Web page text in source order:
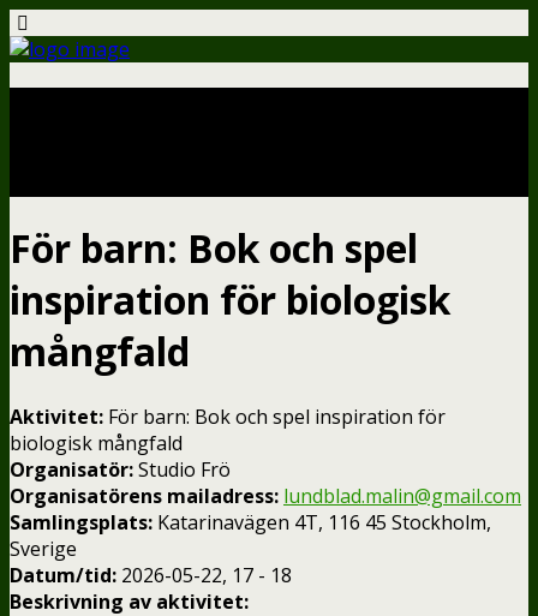
För barn: Bok och spel
inspiration för biologisk
mångfald
Aktivitet: För barn: Bok och spel inspiration för
biologisk mångfald
Organisatör:Studio Frö
Organisatörens mailadress: lundblad.malin@gmail.com
Samlingsplats: Katarinavägen 4T, 116 45 Stockholm,
Sverige
Datum/tid: 2026-05-22, 17 - 18
Beskrivning av aktivitet: